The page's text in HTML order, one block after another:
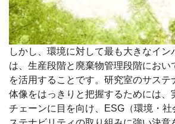
しかし、環境に対して最も大きなイ
は、生産段階と廃棄物管理段階におい
を活用することです。研究室のサステ
体像をはっきりと把握するためには、
チェーンに目を向け、ESG（環境・